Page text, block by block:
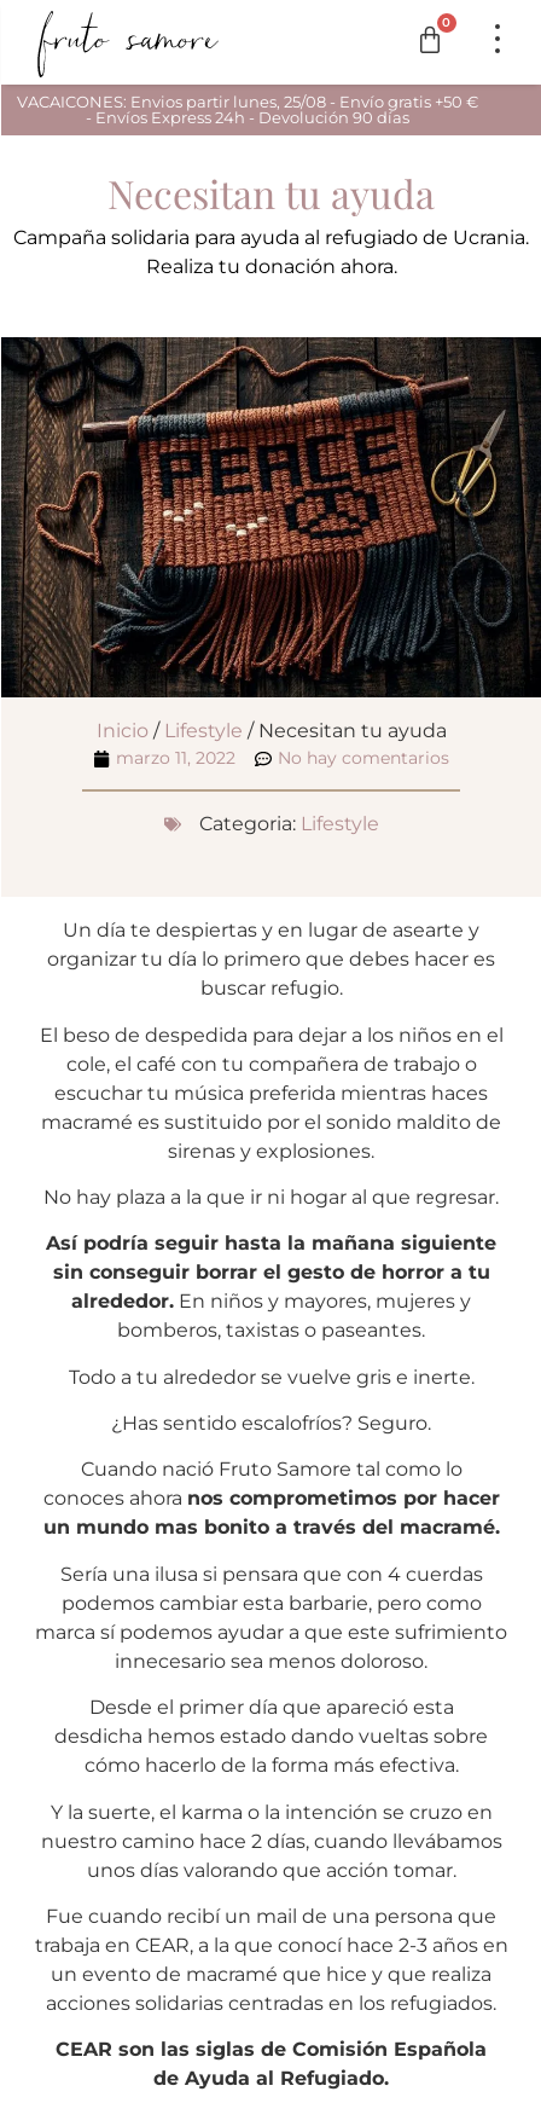
0
VACAICONES: Envios partir lunes, 25/08 - Envío gratis +50 €
- Envíos Express 24h - Devolución 90 días
Necesitan tu ayuda
Campaña solidaria para ayuda al refugiado de Ucrania.
Realiza tu donación ahora.
Inicio/ Lifestyle / Necesitan tu ayuda
marzo 11, 2022 No hay comentarios
Categoria: Lifestyle
Un día te despiertas y en lugar de asearte y
organizar tu día lo primero que debes hacer es
buscar refugio.
El beso de despedida para dejar a los niños en el
cole, el café con tu compañera de trabajo o
escuchar tu música preferida mientras haces
macramé es sustituido por el sonido maldito de
sirenas y explosiones.
No hay plaza a la que ir ni hogar al que regresar.
Así podría seguir hasta la mañana siguiente
sin conseguir borrar el gesto de horror a tu
alrededor. En niños y mayores, mujeres y
bomberos, taxistas o paseantes.
Todo a tu alrededor se vuelve gris e inerte.
¿Has sentido escalofríos? Seguro.
Cuando nació Fruto Samore tal como lo
conoces ahora nos comprometimos por hacer
un mundo mas bonito a través del macramé.
Sería una ilusa si pensara que con 4 cuerdas
podemos cambiar esta barbarie, pero como
marca sí podemos ayudar a que este sufrimiento
innecesario sea menos doloroso.
Desde el primer día que apareció esta
desdicha hemos estado dando vueltas sobre
cómo hacerlo de la forma más efectiva.
Y la suerte, el karma o la intención se cruzo en
nuestro camino hace 2 días, cuando llevábamos
unos días valorando que acción tomar.
Fue cuando recibí un mail de una persona que
trabaja en CEAR, a la que conocí hace 2-3 años en
un evento de macramé que hice y que realiza
acciones solidarias centradas en los refugiados.
CEAR son las siglas de Comisión Española
de Ayuda al Refugiado.